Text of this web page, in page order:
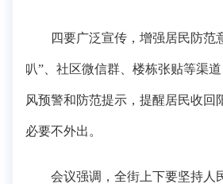
四要广泛宣传，增强居民防范
叭”、社区微信群、楼栋张贴等渠
风预警和防范提示，提醒居民收回
必要不外出。
会议强调，全街上下要坚持人民